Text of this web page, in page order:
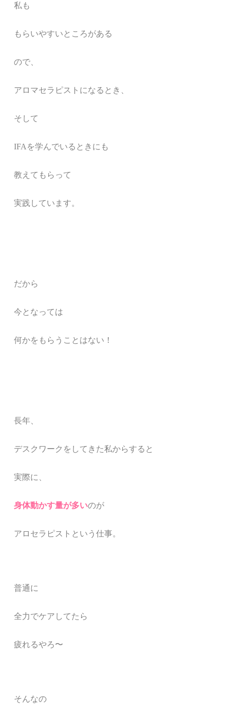
私も
もらいやすいところがある
ので、
アロマセラピストになるとき、
そして
IFAを学んでいるときにも
教えてもらって
実践しています。
だから
今となっては
何かをもらうことはない！
長年、
デスクワークをしてきた私からすると
実際に、
身体動かす量が多いのが
アロセラピストという仕事。
普通に
全力でケアしてたら
疲れるやろ〜
そんなの